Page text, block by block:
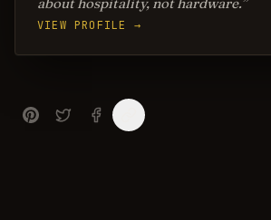
VIEW PROFILE →